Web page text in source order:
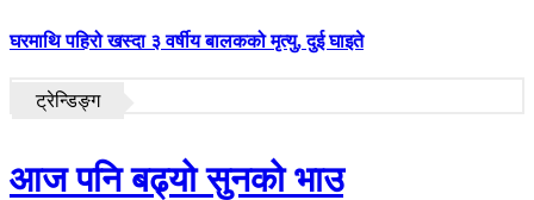
घरमाथि पहिरो खस्दा ३ वर्षीय बालकको मृत्यु, दुई घाइते
ट्रेन्डिङ्ग
आज पनि बढ्यो सुनको भाउ